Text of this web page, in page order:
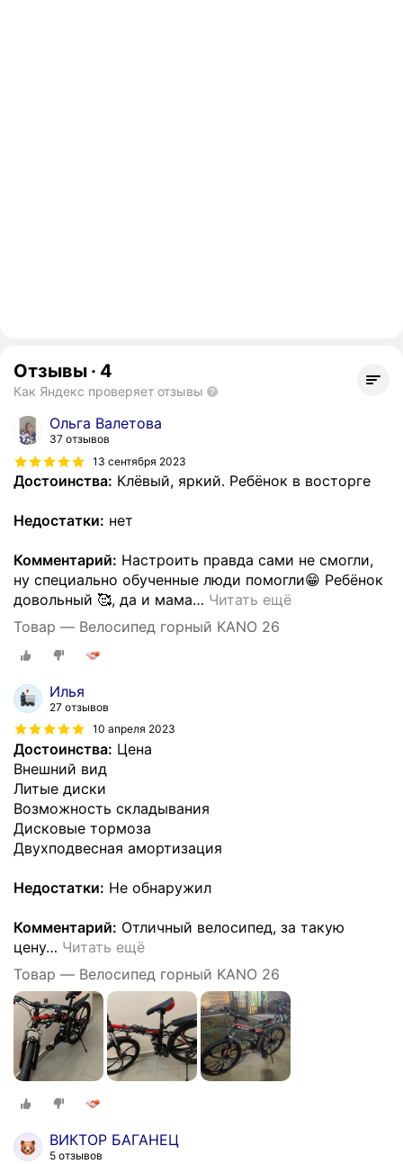
Отзывы · 4
Как Яндекс проверяет отзывы
Ольга Валетова
37 отзывов
13 сентября 2023
Достоинства: Клёвый, яркий. Ребёнок в восторге
Недостатки: нет
Комментарий: Настроить правда сами не смогли,
ну специально обученные люди помогли😁 Ребёнок
довольный 🥰, да и мама… Читать ещё
Товар — Велосипед горный KANO 26
Илья
27 отзывов
10 апреля 2023
Достоинства: Цена
Внешний вид
Литые диски
Возможность складывания
Дисковые тормоза
Двухподвесная амортизация
Недостатки: Не обнаружил
Комментарий: Отличный велосипед, за такую
цену… Читать ещё
Товар — Велосипед горный KANO 26
ВИКТОР БАГАНЕЦ
5 отзывов